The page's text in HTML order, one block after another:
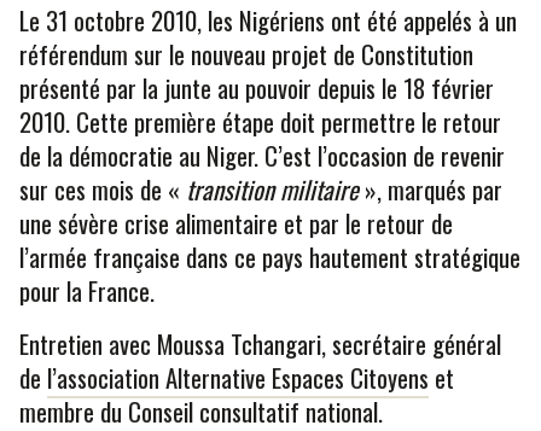
Le 31 octobre 2010, les Nigériens ont été appelés à un
référendum sur le nouveau projet de Constitution
présenté par la junte au pouvoir depuis le 18 février
2010. Cette première étape doit permettre le retour
de la démocratie au Niger. C’est l’occasion de revenir
sur ces mois de « transition militaire», marqués par
une sévère crise alimentaire et par le retour de
l’armée française dans ce pays hautement stratégique
pour la France.
Entretien avec Moussa Tchangari, secrétaire général
de l’association Alternative Espaces Citoyens et
membre du Conseil consultatif national.